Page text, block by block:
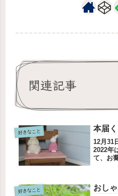
関連記事
好きなこと 本届く
12月31
2022年
て、お
めです
好きなこと おし